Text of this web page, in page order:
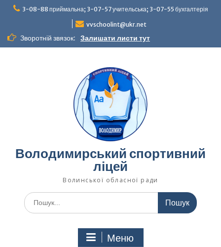
Перейти3-08-88 приймальна; 3-07-57 учительська; 3-07-55 бухгалтерія
vvschoolint@ukr.net
Зворотній звязок: Залишати листи тут
Володимирський спортивний
ліцей
Волинської обласної ради
Шукати:
Меню